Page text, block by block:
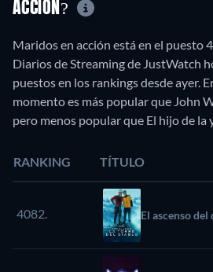
ACCIÓN?
Maridos en acción está en el puesto
Diarios de Streaming de JustWatch
puestos en los rankings desde ayer.
momento es más popular que John
pero menos popular que El hijo de la
RANKING TÍTULO
4082. El ascenso del